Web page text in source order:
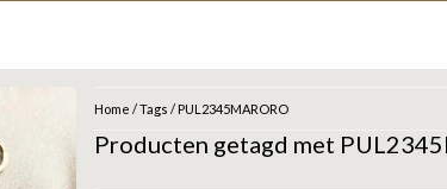
Home /Tags / PUL2345MARORO
Producten getagd met